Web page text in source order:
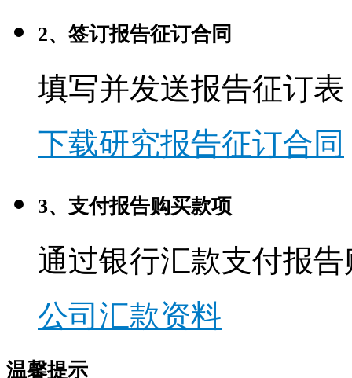
2、签订报告征订合同
填写并发送报告征订表
下载研究报告征订合同
3、支付报告购买款项
通过银行汇款支付报
公司汇款资料
温馨提示